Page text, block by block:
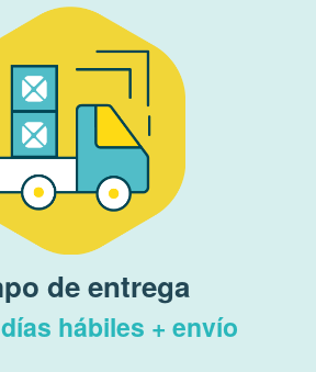
de entrega
hábiles + envío